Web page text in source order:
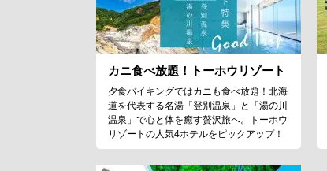
カニ食べ放題！トーホウリゾート
夕食バイキングではカニも食べ放題！北海
道を代表する名湯「登別温泉」と「湯の川
温泉」で心と体を癒す贅沢旅へ。トーホウ
リゾートの人気4ホテルをピックアップ！